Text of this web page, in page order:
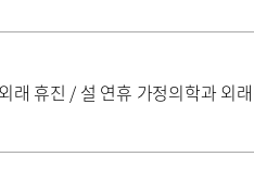
래 휴진 / 설 연휴 가정의학과 외